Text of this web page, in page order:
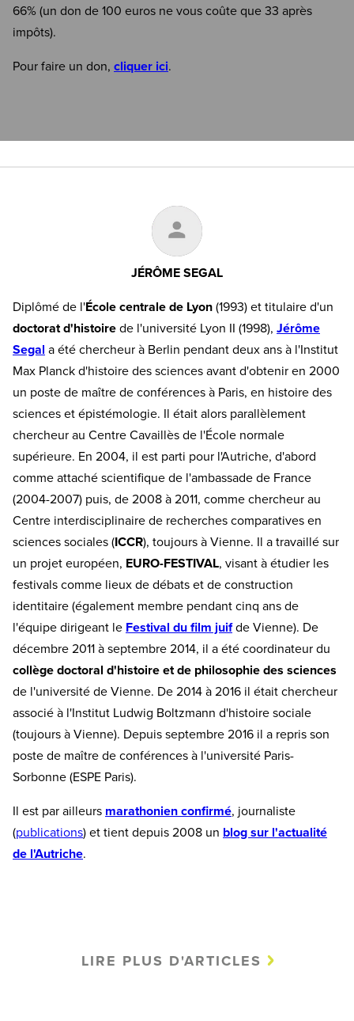
66% (un don de 100 euros ne vous coûte que 33 après
impôts).
Pour faire un don, cliquer ici.
JÉRÔME SEGAL
Diplômé de l'École centrale de Lyon (1993) et titulaire d'un
doctorat d'histoire de l'université Lyon II (1998), Jérôme
Segal a été chercheur à Berlin pendant deux ans à l'Institut
Max Planck d'histoire des sciences avant d'obtenir en 2000
un poste de maître de conférences à Paris, en histoire des
sciences et épistémologie. Il était alors parallèlement
chercheur au Centre Cavaillès de l'École normale
supérieure. En 2004, il est parti pour l'Autriche, d'abord
comme attaché scientifique de l'ambassade de France
(2004-2007) puis, de 2008 à 2011, comme chercheur au
Centre interdisciplinaire de recherches comparatives en
sciences sociales (ICCR), toujours à Vienne. Il a travaillé sur
un projet européen, EURO-FESTIVAL, visant à étudier les
festivals comme lieux de débats et de construction
identitaire (également membre pendant cinq ans de
l'équipe dirigeant le Festival du film juifde Vienne). De
décembre 2011 à septembre 2014, il a été coordinateur du
collège doctoral d'histoire et de philosophie des sciences
de l'université de Vienne. De 2014 à 2016 il était chercheur
associé à l'Institut Ludwig Boltzmann d'histoire sociale
(toujours à Vienne). Depuis septembre 2016 il a repris son
poste de maître de conférences à l'université Paris-
Sorbonne (ESPE Paris).
Il est par ailleurs marathonien confirmé, journaliste
(publications) et tient depuis 2008 un blog sur l'actualité
de l'Autriche.
LIRE PLUS D'ARTICLES